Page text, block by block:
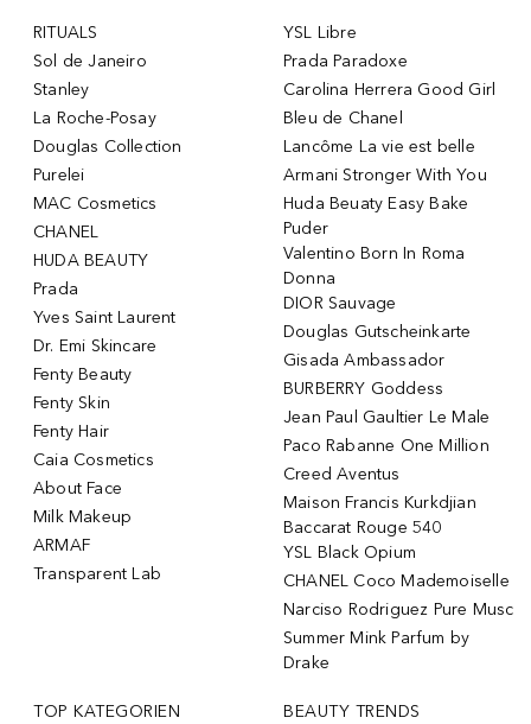
RITUALS
Sol de Janeiro
Stanley
La Roche-Posay
Douglas Collection
Purelei
MAC Cosmetics
CHANEL
HUDA BEAUTY
Prada
Yves Saint Laurent
Dr. Emi Skincare
Fenty Beauty
Fenty Skin
Fenty Hair
Caia Cosmetics
About Face
Milk Makeup
ARMAF
Transparent Lab
YSL Libre
Prada Paradoxe
Carolina Herrera Good Girl
Bleu de Chanel
Lancôme La vie est belle
Armani Stronger With You
Huda Beuaty Easy Bake
Puder
Valentino Born In Roma
Donna
DIOR Sauvage
Douglas Gutscheinkarte
Gisada Ambassador
BURBERRY Goddess
Jean Paul Gaultier Le Male
Paco Rabanne One Million
Creed Aventus
Maison Francis Kurkdjian
Baccarat Rouge 540
YSL Black Opium
CHANEL Coco Mademoiselle
Narciso Rodriguez Pure Musc
Summer Mink Parfum by
Drake
TOP KATEGORIEN BEAUTY TRENDS